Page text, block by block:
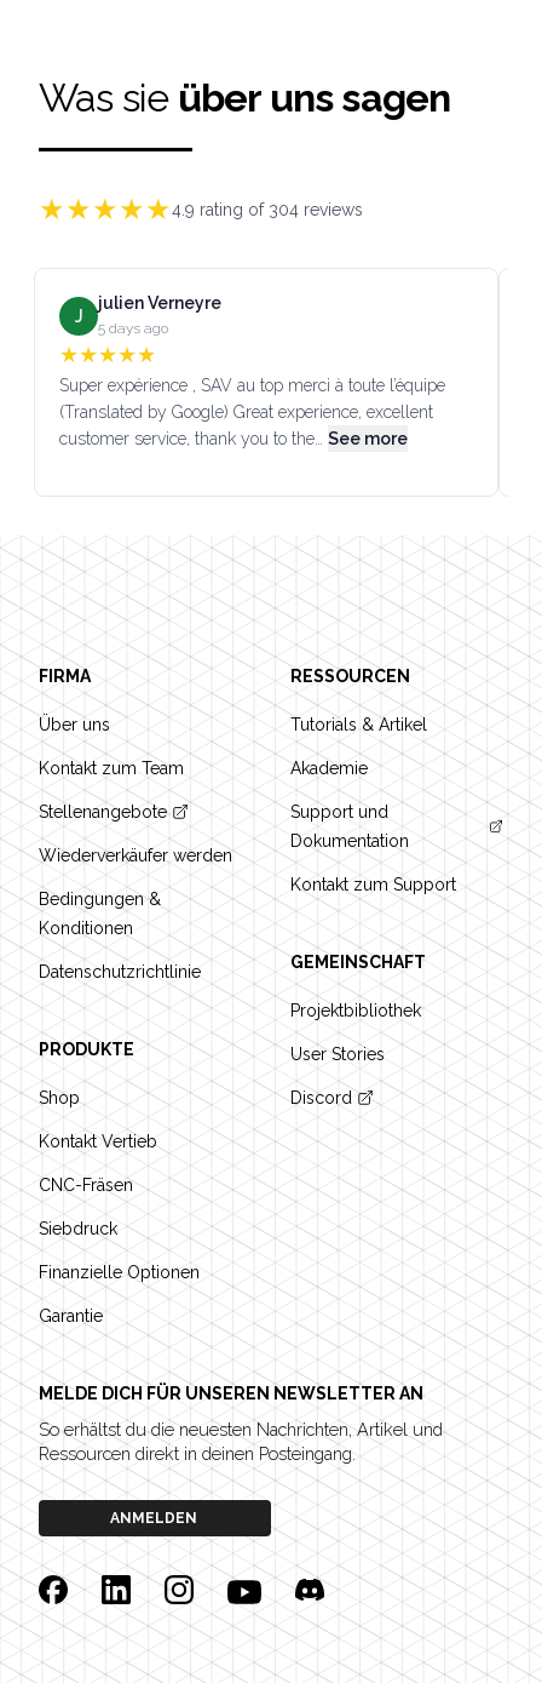
Was sie über uns sagen
★★★★★4.9 rating of 304 reviews
J
julien Verneyre
5 days ago
★★★★★
Super expérience , SAV au top merci à toute l’équipe
(Translated by Google) Great experience, excellent
customer service, thank you to the…
See more
Footer
FIRMA
Über uns
Kontakt zum Team
Stellenangebote
Wiederverkäufer werden
Bedingungen &
Konditionen
Datenschutzrichtlinie
PRODUKTE
Shop
Kontakt Vertieb
CNC-Fräsen
Siebdruck
Finanzielle Optionen
Garantie
RESSOURCEN
Tutorials & Artikel
Akademie
Support und
Dokumentation
Kontakt zum Support
GEMEINSCHAFT
Projektbibliothek
User Stories
Discord
MELDE DICH FÜR UNSEREN NEWSLETTER AN
So erhältst du die neuesten Nachrichten, Artikel und
Ressourcen direkt in deinen Posteingang.
ANMELDEN
FacebookLinkedinInstagramYouTubeDiscord